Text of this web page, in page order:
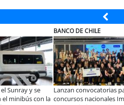
para los
Impacto
EL ABRA
Beca Indígena de Minera El
Abra apoya a joven de